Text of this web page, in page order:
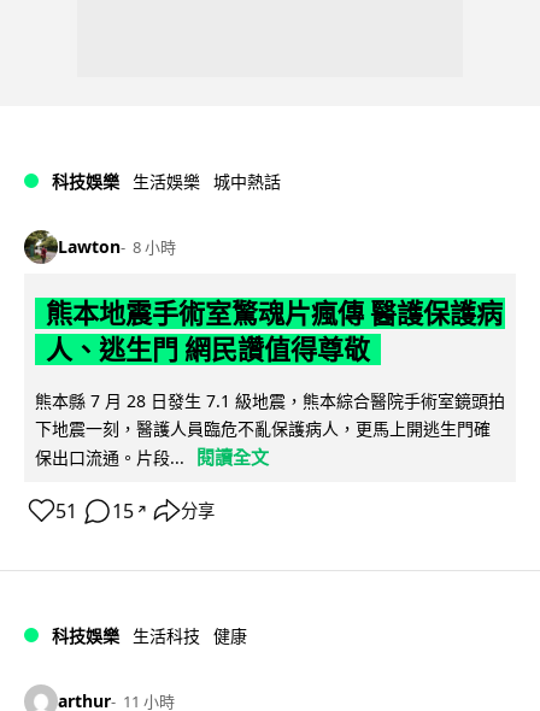
科技娛樂 生活娛樂 城中熱話
Lawton 8 小時
熊本地震手術室驚魂片瘋傳 醫護保護病
人、逃生門 網民讚值得尊敬
熊本縣 7 月 28 日發生 7.1 級地震，熊本綜合醫院手術室鏡頭拍
下地震一刻，醫護人員臨危不亂保護病人，更馬上開逃生門確
保出口流通。片段...
閱讀全文
51 15 ↗ 分享
科技娛樂 生活科技 健康
arthur 11 小時